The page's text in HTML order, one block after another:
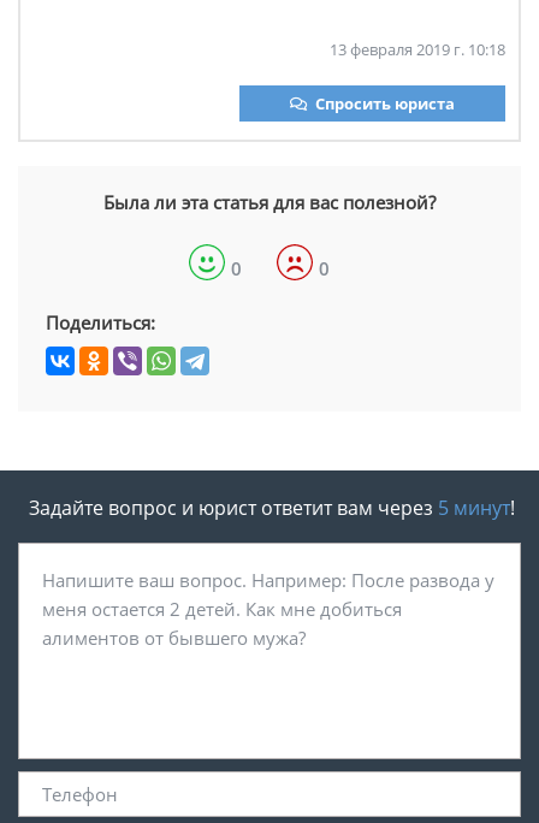
13 февраля 2019 г. 10:18
Спросить юриста
Была ли эта статья для вас полезной?
0 0
Поделиться:
Задайте вопрос и юрист ответит вам через 5 минут!